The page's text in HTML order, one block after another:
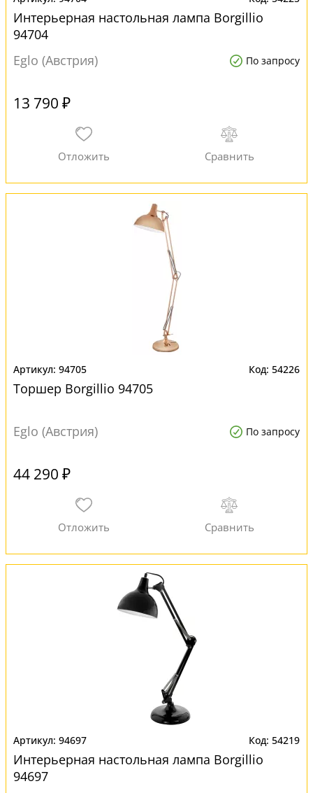
Интерьерная настольная лампа Borgillio
94704
Eglo (Австрия)
По запросу
13 790 ₽
94705 54226
Торшер Borgillio 94705
Eglo (Австрия) По запросу
44 290 ₽
94697 54219
Интерьерная настольная лампа Borgillio
94697